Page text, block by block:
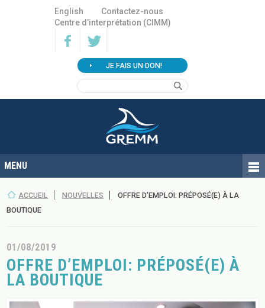
English
Contactez-nous
Centre d’interprétation (CIMM)
JE FAIS UN DON!
ACCUEIL NOUVELLES
OFFRE D’EMPLOI: PRÉPOSÉ(E) À LA
BOUTIQUE
01/08/2019
OFFRE D’EMPLOI: PRÉPOSÉ(E) À
LA BOUTIQUE